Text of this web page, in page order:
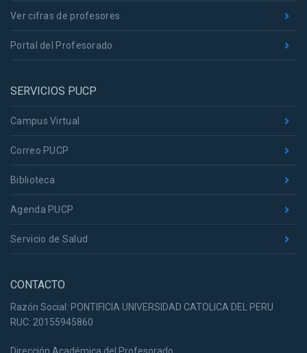
Ver cifras de profesores
Portal del Profesorado
SERVICIOS PUCP
Campus Virtual
Correo PUCP
Biblioteca
Agenda PUCP
Servicio de Salud
CONTACTO
Razón Social: PONTIFICIA UNIVERSIDAD CATOLICA DEL PERU
RUC: 20155945860